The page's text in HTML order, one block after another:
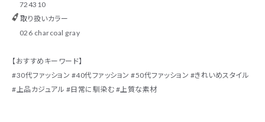
724310
取り扱いカラー
026 charcoal gray
【おすすめキーワード】
#30代ファッション #40代ファッション #50代ファッション #きれいめスタイル
#上品カジュアル #日常に馴染む #上質な素材